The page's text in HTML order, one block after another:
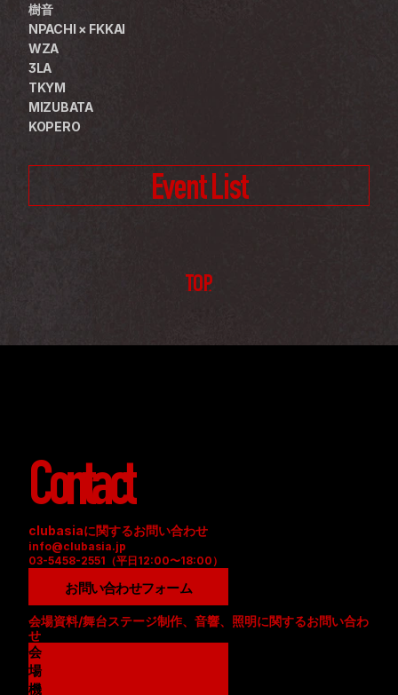
樹音
NPACHI × FKKAI
WZA
3LA
TKYM
MIZUBATA
KOPERO
Event List
TOP
Contact
clubasiaに関するお問い合わせ
info@clubasia.jp
03-5458-2551（平日12:00〜18:00）
お問い合わせフォーム
会場資料/舞台ステージ制作、音響、照明に関するお問い合わ
せ
会
場
資
機